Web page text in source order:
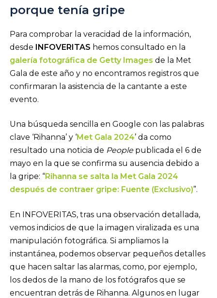
porque tenía gripe
Para comprobar la veracidad de la información,
desde INFOVERITAS hemos consultado en la
galería fotográfica de Getty Images de la Met
Gala de este año y no encontramos registros que
confirmaran la asistencia de la cantante a este
evento.
Una búsqueda sencilla en Google con las palabras
clave ‘Rihanna’ y ‘Met Gala 2024’ da como
resultado una noticia de People publicada el 6 de
mayo en la que se confirma su ausencia debido a
la gripe: “Rihanna se salta la Met Gala 2024
después de contraer gripe: Fuente (Exclusivo)”.
En INFOVERITAS, tras una observación detallada,
vemos indicios de que la imagen viralizada es una
manipulación fotográfica. Si ampliamos la
instantánea, podemos observar pequeños detalles
que hacen saltar las alarmas, como, por ejemplo,
los dedos de la mano de los fotógrafos que se
encuentran detrás de Rihanna. Algunos en lugar